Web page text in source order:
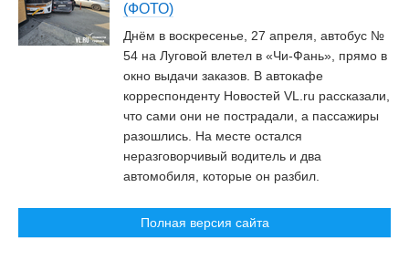
(ФОТО)
Днём в воскресенье, 27 апреля, автобус №
54 на Луговой влетел в «Чи-Фань», прямо в
окно выдачи заказов. В автокафе
корреспонденту Новостей VL.ru рассказали,
что сами они не пострадали, а пассажиры
разошлись. На месте остался
неразговорчивый водитель и два
автомобиля, которые он разбил.
Полная версия сайта